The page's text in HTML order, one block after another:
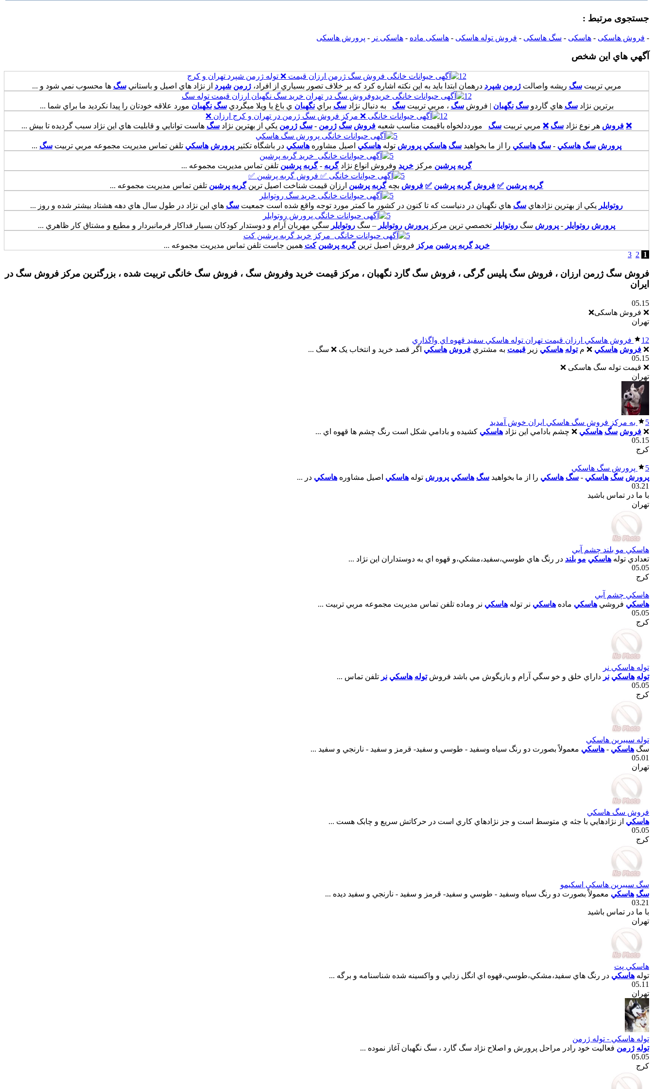
جستجوی مرتبط :
- فروش هاسکی - هاسکی - سگ هاسکی - فروش توله هاسکی - هاسکی ماده - هاسکی نر - پرورش هاسکی
آگهي هاي اين شخص
12
فروش سگ ژرمن ارزان قيمت ❌ توله ژرمن شپرد تهران و کرج
مربي تربيتسگ ريشه واصالتژرمن شپرد درهمان ابتدا بايد به اين نکته اشاره کرد که بر خلاف تصور بسياري از افراد،ژرمن شپرد از نژاد هاي اصيل و باستانيسگ ها محسوب نمي شود و ...
12
خريدوفروش سگ در تهران خريد سگ نگهبان ارزان قيمت توله سگ
برترين نژادسگ هاي گاردوسگ نگهبان | فروشسگ ، مربي تربيتسگ به دنبال نژادسگ براينگهبان ي باغ يا ويلا ميگرديسگ نگهبان مورد علاقه خودتان را پيدا نکرديد ما براي شما ...
12
❌ مرکز فروش سگ ژرمن در تهران و کرج ارزان ❌
❌ فروش هر نوع نژاد سگ ❌ مربي تربيت سگ مورددلخواه باقيمت مناسب شعبه فروش سگ ژرمن - سگ ژرمن يکي از بهترين نژاد سگ هاست توانايي و قابليت هاي اين نژاد سبب گرديده تا بيش ...
5
پرورش سگ هاسکي
پرورش سگ هاسکي - سگ هاسکي را از ما بخواهيد سگ هاسکي پرورش توله هاسکي اصيل مشاوره هاسکي در باشگاه تکثير پرورش هاسکي تلفن تماس مديريت مجموعه مربي تربيت سگ ...
5
خريد گربه پرشين
گربه پرشين مرکز خريد وفروش انواع نژادگربه -گربه پرشين تلفن تماس مديريت مجموعه ...
5
✅ فروش گربه پرشين ✅
گربه پرشين ✅ فروش گربه پرشين ✅ فروش بچهگربه پرشين ارزان قيمت شناخت اصيل ترينگربه پرشين تلفن تماس مديريت مجموعه ...
5
خريد سگ روتوايلر
روتوايلر يکي از بهترين نژادهاي سگ هاي نگهبان در دنياست که تا کنون در کشور ما کمتر مورد توجه واقع شده است جمعيت سگ هاي اين نژاد در طول سال هاي دهه هشتاد بيشتر شده و روز ...
5
پرورش روتوايلر
پرورش روتوايلر - پرورش سگ روتوايلر تخصصي ترين مرکز پرورش روتوايلر – سگ روتوايلر سگي مهربان آرام و دوستدار کودکان بسيار فداکار فرمانبردار و مطيع و مشتاق کار ظاهري ...
5
مرکز خريد گربه پرشين کت
خريد گربه پرشين مرکز فروش اصيل ترينگربه پرشين کت همين جاست تلفن تماس مديريت مجموعه ...
2
3
فروش سگ ژرمن ارزان ، فروش سگ پلیس گرگی ، فروش سگ گارد نگهبان ، مرکز قیمت خرید وفروش سگ ، فروش سگ خانگی تربیت شده ، بزرگترین مرکز فروش سگ در
ایران
05.15
❌ فروش هاسکی❌
تهران
12
فروش هاسکي ارزان قيمت تهران توله هاسکي سفيد قهوه اي واگذاري
❌ فروش هاسکي ❌ متوله هاسکي زير قيمت به مشتري فروش هاسکي اگر قصد خريد و انتخاب يک ❌ سگ ...
05.15
❌ قیمت توله سگ هاسکی ❌
تهران
5
به مرکز فروش سگ هاسکي ايران خوش آمديد
❌ فروش سگ هاسکي ❌ چشم بادامي اين نژاد هاسکي کشيده و بادامي شکل است رنگ چشم ها قهوه اي ...
05.15
کرج
5
پرورش سگ هاسکي
پرورش سگ هاسکي - سگ هاسکي را از ما بخواهيد سگ هاسکي پرورش توله هاسکي اصيل مشاوره هاسکي در ...
03.21
با ما در تماس باشید
تهران
هاسکي مو بلند چشم آبي
تعدادي توله هاسکي مو بلند در رنگ هاي طوسي،سفيد،مشکي،و قهوه اي به دوستداران اين نژاد ...
05.05
کرج
هاسکي چشم آبي
هاسکي فروشي هاسکي ماده هاسکي نر توله هاسکي نر وماده تلفن تماس مديريت مجموعه مربي تربيت ...
05.05
کرج
توله هاسکي نر
توله هاسکي نر داراي خلق و خو سگي آرام و بازيگوش مي باشد فروشتوله هاسکي نر تلفن تماس ...
05.05
کرج
توله سيبرين هاسکي
سگ هاسکي - هاسکي معمولاً بصورت دو رنگ سياه وسفيد - طوسي و سفيد- قرمز و سفيد - نارنجي و سفيد ...
05.01
تهران
فروش سگ هاسکي
هاسکي از نژادهايي با جثه ي متوسط است و جز نژادهاي کاري است در حرکاتش سريع و چابک هست ...
05.05
کرج
سگ سيبرين هاسکي اسکيمو
سگ هاسکي معمولاً بصورت دو رنگ سياه وسفيد - طوسي و سفيد- قرمز و سفيد - نارنجي و سفيد ديده ...
03.21
با ما در تماس باشید
تهران
هاسکي پت
توله هاسکي در رنگ هاي سفيد،مشکي،طوسي،قهوه اي انگل زدايي و واکسينه شده شناسنامه و برگه ...
05.11
تهران
توله هاسکي - توله ژرمن
توله ژرمن فعاليت خود رادر مراحل پرورش و اصلاح نژاد سگ گارد ، سگ نگهبان آغاز نموده ...
05.05
کرج